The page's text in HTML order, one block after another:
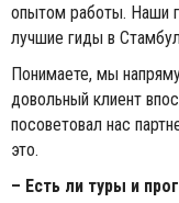
опытом работы. Наши
лучшие гиды в
Понимаете, мы
довольный клиент
посоветовал нас
это.
– Есть ли туры и